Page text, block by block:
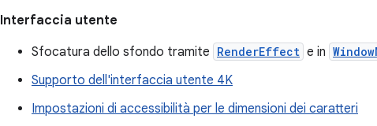
Interfaccia utente
Sfocatura dello sfondo tramite RenderEffect e in
Supporto dell'interfaccia utente 4K
Impostazioni di accessibilità per le dimensioni dei caratteri